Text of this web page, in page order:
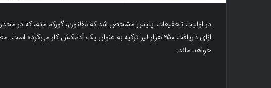
در اولیت تحقیقات پلیس مشخص شد که مظنون، گورکم مته، که در
خواهد ماند.